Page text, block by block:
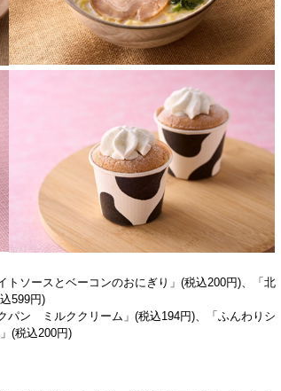
ソースとベーコンのおにぎり」(税込200円)、「北
599円)
パン ミルククリーム」(税込194円)、「ふんわりシ
(税込200円)